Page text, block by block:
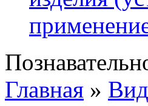
Главная »